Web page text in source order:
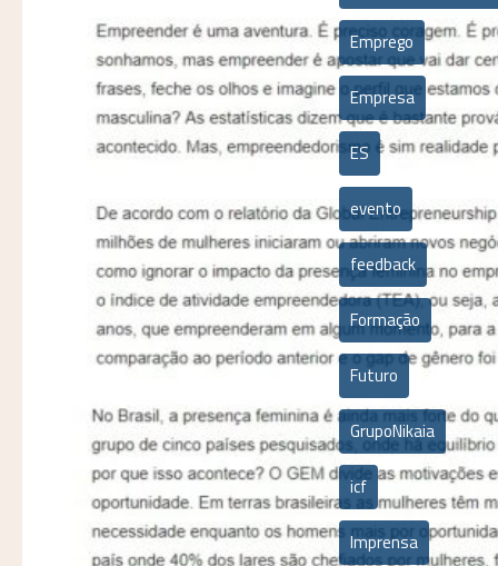
Emprego
Empresa
ES
evento
feedback
Formação
Futuro
GrupoNikaia
icf
Imprensa